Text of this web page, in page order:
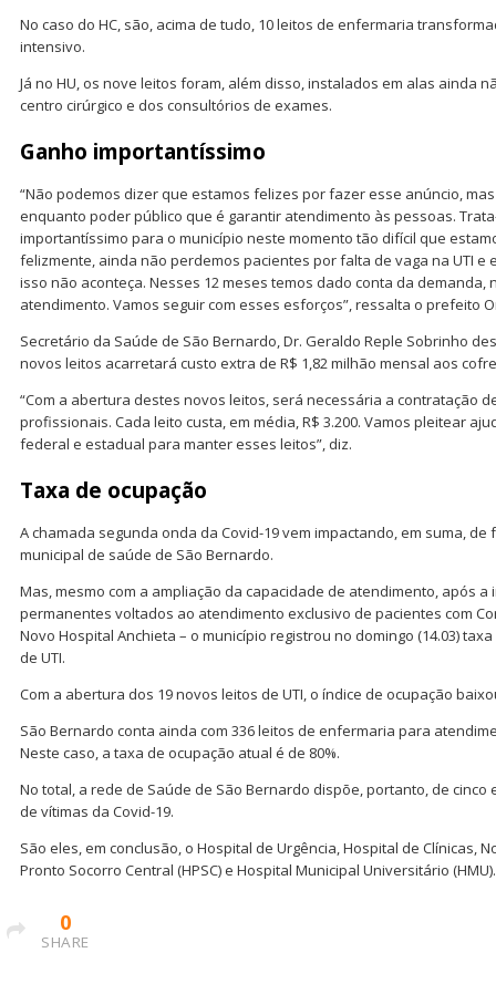
No caso do HC, são, acima de tudo, 10 leitos de enfermaria
intensivo.
Já no HU, os nove leitos foram, além disso, instalados em alas ainda
centro cirúrgico e dos consultórios de exames.
Ganho importantíssimo
“Não podemos dizer que estamos felizes por fazer esse anúncio,
enquanto poder público que é garantir atendimento às pessoas.
importantíssimo para o município neste momento tão difícil que
felizmente, ainda não perdemos pacientes por falta de vaga na UTI
isso não aconteça. Nesses 12 meses temos dado conta da demanda,
atendimento. Vamos seguir com esses esforços”, ressalta o prefeito
Secretário da Saúde de São Bernardo, Dr. Geraldo Reple Sobrinho
novos leitos acarretará custo extra de R$ 1,82 milhão mensal aos
“Com a abertura destes novos leitos, será necessária a contratação
profissionais. Cada leito custa, em média, R$ 3.200. Vamos pleitear
federal e estadual para manter esses leitos”, diz.
Taxa de ocupação
A chamada segunda onda da Covid-19 vem impactando, em suma,
municipal de saúde de São Bernardo.
Mas, mesmo com a ampliação da capacidade de atendimento, após
permanentes voltados ao atendimento exclusivo de pacientes com
Novo Hospital Anchieta – o município registrou no domingo (14.03)
de UTI.
Com a abertura dos 19 novos leitos de UTI, o índice de ocupação
São Bernardo conta ainda com 336 leitos de enfermaria para
Neste caso, a taxa de ocupação atual é de 80%.
No total, a rede de Saúde de São Bernardo dispõe, portanto, de
de vítimas da Covid-19.
São eles, em conclusão, o Hospital de Urgência, Hospital de Clínicas,
Pronto Socorro Central (HPSC) e Hospital Municipal Universitário (HMU).
0
SHARE